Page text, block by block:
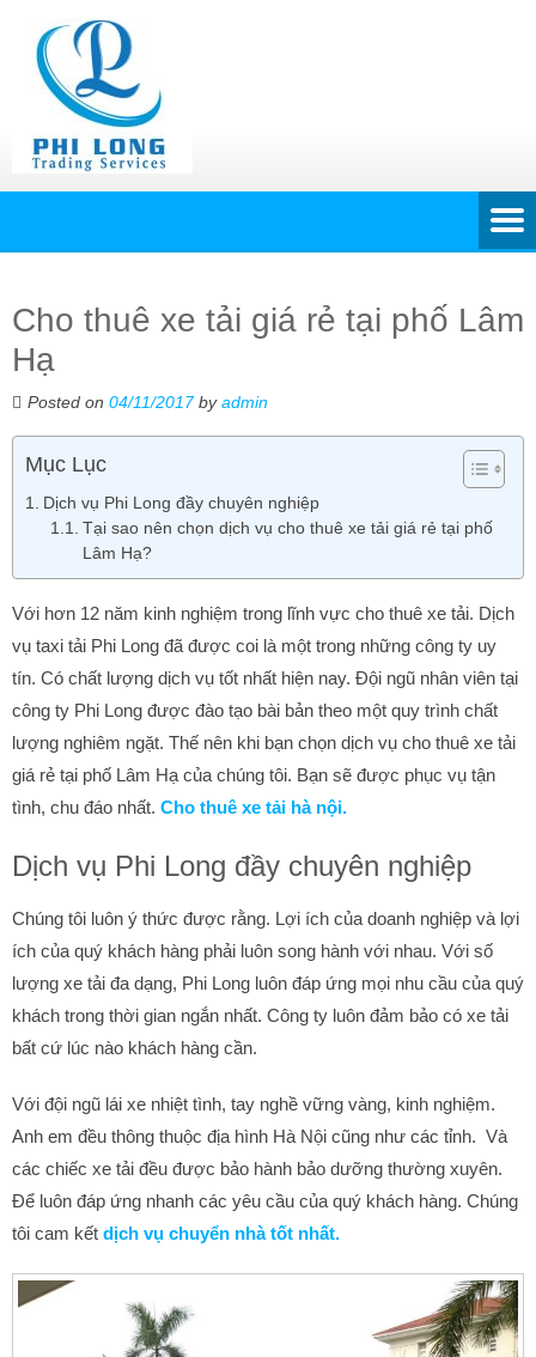
Cho thuê xe tải giá rẻ tại phố Lâm
Hạ
Posted on 04/11/2017byadmin
Mục Lục
Dịch vụ Phi Long đầy chuyên nghiệp
Tại sao nên chọn dịch vụ cho thuê xe tải giá rẻ tại phố
Lâm Hạ?
Với hơn 12 năm kinh nghiệm trong lĩnh vực cho thuê xe tải. Dịch
vụ taxi tải Phi Long đã được coi là một trong những công ty uy
tín. Có chất lượng dịch vụ tốt nhất hiện nay. Đội ngũ nhân viên tại
công ty Phi Long được đào tạo bài bản theo một quy trình chất
lượng nghiêm ngặt. Thế nên khi bạn chọn dịch vụ cho thuê xe tải
giá rẻ tại phố Lâm Hạ của chúng tôi. Bạn sẽ được phục vụ tận
tình, chu đáo nhất. Cho thuê xe tải hà nội.
Dịch vụ Phi Long đầy chuyên nghiệp
Chúng tôi luôn ý thức được rằng. Lợi ích của doanh nghiệp và lợi
ích của quý khách hàng phải luôn song hành với nhau. Với số
lượng xe tải đa dạng, Phi Long luôn đáp ứng mọi nhu cầu của quý
khách trong thời gian ngắn nhất. Công ty luôn đảm bảo có xe tải
bất cứ lúc nào khách hàng cần.
Với đội ngũ lái xe nhiệt tình, tay nghề vững vàng, kinh nghiệm.
Anh em đều thông thuộc địa hình Hà Nội cũng như các tỉnh. Và
các chiếc xe tải đều được bảo hành bảo dưỡng thường xuyên.
Để luôn đáp ứng nhanh các yêu cầu của quý khách hàng. Chúng
tôi cam kết dịch vụ chuyển nhà tốt nhất.